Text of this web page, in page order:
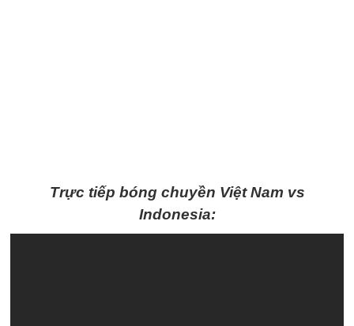
Trực tiếp bóng chuyền Việt Nam vs
Indonesia: